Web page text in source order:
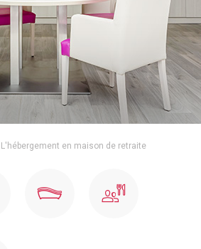
L'hébergement en maison de retraite